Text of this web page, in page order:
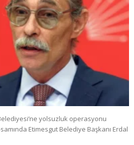
yolsuzluk operasyonu
Etimesgut Belediye Başkanı Erdal